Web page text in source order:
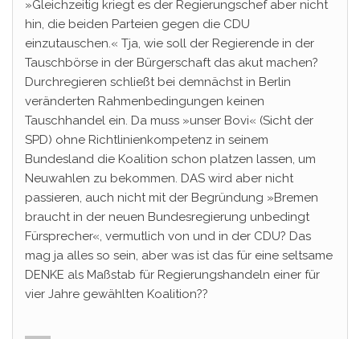
»Gleichzeitig kriegt es der Regierungschef aber nicht
hin, die beiden Parteien gegen die CDU
einzutauschen.« Tja, wie soll der Regierende in der
Tauschbörse in der Bürgerschaft das akut machen?
Durchregieren schließt bei demnächst in Berlin
veränderten Rahmenbedingungen keinen
Tauschhandel ein. Da muss »unser Bovi« (Sicht der
SPD) ohne Richtlinienkompetenz in seinem
Bundesland die Koalition schon platzen lassen, um
Neuwahlen zu bekommen. DAS wird aber nicht
passieren, auch nicht mit der Begründung »Bremen
braucht in der neuen Bundesregierung unbedingt
Fürsprecher«, vermutlich von und in der CDU? Das
mag ja alles so sein, aber was ist das für eine seltsame
DENKE als Maßstab für Regierungshandeln einer für
vier Jahre gewählten Koalition??